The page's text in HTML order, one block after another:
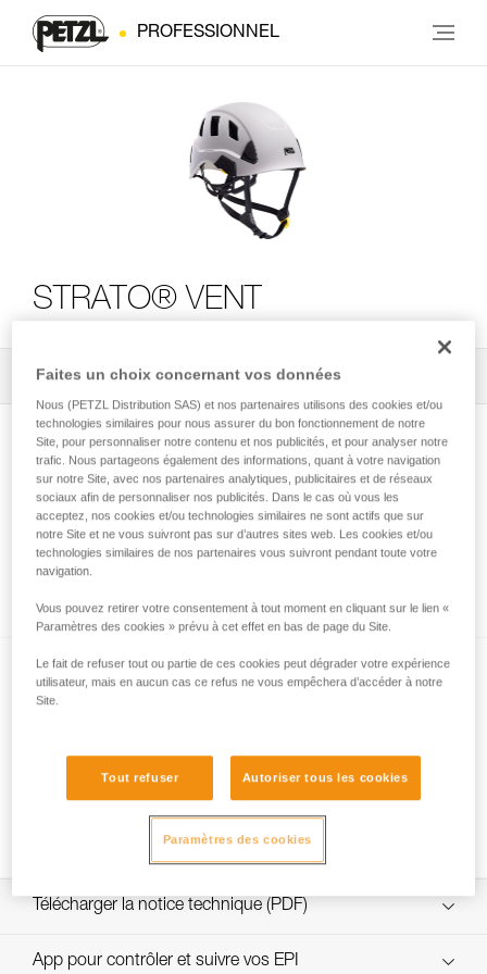
PROFESSIONNEL
STRATO® VENT
Tous les conseils techniques 2
Quelle résistance choisir pour la jugulaire
DUAL ?
Changement fusible jugulaire DUAL
Télécharger la notice technique (PDF)
Technical Notice
App pour contrôler et suivre vos EPI
Faites un choix concernant vos données
Nous (PETZL Distribution SAS) et nos partenaires utilisons des cookies et/ou
technologies similaires pour nous assurer du bon fonctionnement de notre
Site, pour personnaliser notre contenu et nos publicités, et pour analyser notre
trafic. Nous partageons également des informations, quant à votre navigation
sur notre Site, avec nos partenaires analytiques, publicitaires et de réseaux
sociaux afin de personnaliser nos publicités. Dans le cas où vous les
acceptez, nos cookies et/ou technologies similaires ne sont actifs que sur
notre Site et ne vous suivront pas sur d’autres sites web. Les cookies et/ou
technologies similaires de nos partenaires vous suivront pendant toute votre
navigation.
Vous pouvez retirer votre consentement à tout moment en cliquant sur le lien «
Paramètres des cookies » prévu à cet effet en bas de page du Site.
Le fait de refuser tout ou partie de ces cookies peut dégrader votre expérience
utilisateur, mais en aucun cas ce refus ne vous empêchera d’accéder à notre
Site.
Tout refuser Autoriser tous les cookies
Paramètres des cookies